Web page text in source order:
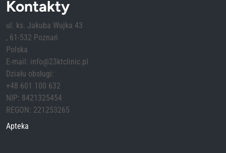
Kontakty
ul. ks. Jakuba Wujka 43
, 61-532 Poznań
Polska
E-mail: info@23ktclinic.pl
Działu obsługi:
+48 601 100 632
NIP: 8421325454
REGON: 221253265
Apteka